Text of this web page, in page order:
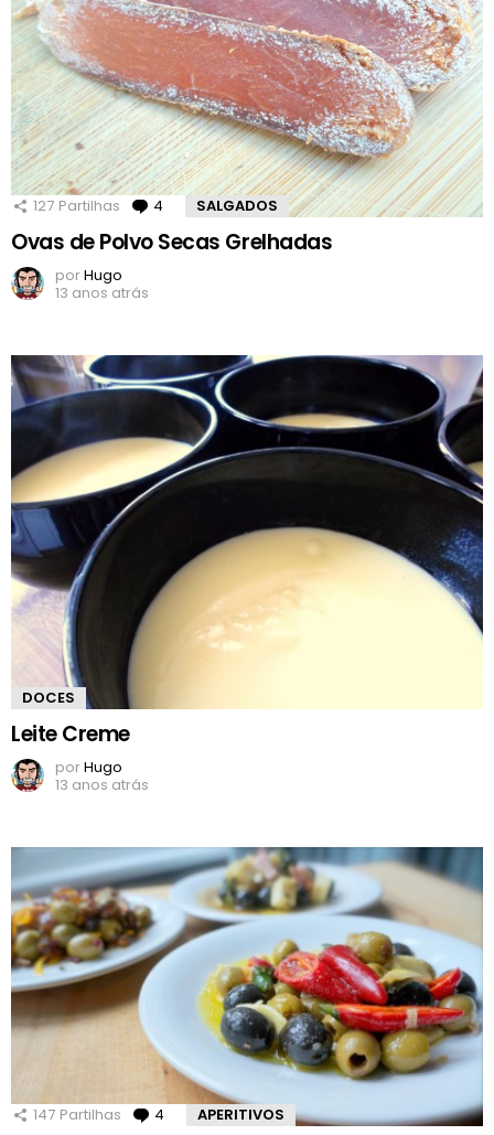
127 Partilhas 4 Comentários
SALGADOS
Ovas de Polvo Secas Grelhadas
porHugo
13 anos atrás
DOCES
Leite Creme
porHugo
13 anos atrás
147 Partilhas 4 Comentários
APERITIVOS